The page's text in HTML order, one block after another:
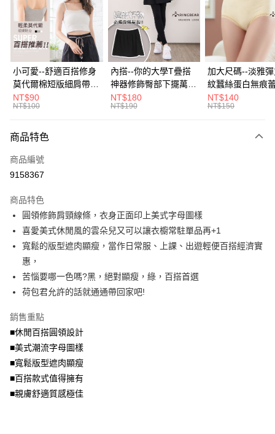
Apple Pay
街口支付
悠遊付
Google Pay
全盈+PAY
大哥付你分期
【大哥付你分期使用說明】
1.本服務由台灣大哥大提供，台灣大哥大用戶可立即使用無須另外申請。
流程，驗證手機門號後，選擇欲分期的期數、繳款截止日，確認付款後即完
成交易。
3.實際核准額度、可分期數及費用金額請依後續交易確認頁面所載為準。
4.訂單成立30分鐘內，如未前往確認交易或遇審核未通過，訂單將自動取
法說明評估內容。
【繳款方式說明】
1.分期款項不併入電信帳單，「大哥付你分期」於每月結算日後寄送繳費提
醒簡訊。
2.透過簡訊連結打開帳單後，可選擇「超商條碼／台灣大直營門市／銀行轉
【注意事項】
1.本服務係由「台灣大哥大股份有限公司」（以下簡稱本公司）所提供，讓
用戶於交易時，得透過本服務購買商品或服務，並由商店將買賣／分期付款
買賣價金債權讓與本公司後，依約使用本公司帳單繳交帳款。
資料（包含姓名、電話或地址）提供予台灣大哥大進項蒐集、處理及利用，
由本公司與您本人進行分期帳單所需資料之確認、核對及更正。
AFTEE先享後付
【關於「AFTEE先享後付」】
AFTEE先享後付是「在收到商品之後才付款」的支付方式。 讓您購物簡單
便利好安心！
１．簡單：不需註冊會員、不需綁卡、不需儲值。
２．便利：只要手機號碼，簡訊認證，即可結帳。
３．安心：先確認商品／服務後，再付款。
【「AFTEE先享後付」結帳流程】
１．於結帳方式選擇「AFTEE先享後付」後，將跳轉至「AFTEE先享後付」
３．收到繳費通知簡訊後14天內，點擊此簡訊中的連結，可透過四大超商／
ATM／網路銀行／等多元方式進行付款，方視為交易完成。
※ 請注意：結帳手續完成當下不需立刻繳費，但若您需要取消訂單，請聯絡
購買商品的店家。未經商家同意取消之訂單仍視為有效，需透過AFTEE先享
後付繳納相關費用。
※ 交易是否成功請以「AFTEE先享後付 」之結帳頁面顯示為準，若有關於
是否繳費成功／繳費後需取消欲退款等相關疑問，請聯繫「AFTEE先享後付
客戶支援中心」https://netprotections.freshdesk.com/support/home
ATM付款
全家取貨付款
每筆NT$70，滿NT$699(含以上)免運費
付款後全家取貨
每筆NT$70，滿NT$699(含以上)免運費
7-11取貨付款
每筆NT$70，滿NT$799(含以上)免運費
付款後7-11取貨
每筆NT$70，滿NT$699(含以上)免運費
小可愛--舒適百搭修身
莫代爾棉短版細肩帶素
色背心(白.黑.灰L-2L)-
U582眼圈熊中大尺碼
NT$90
NT$100
內搭--你的大學T疊搭
神器修飾臀部下擺萬用
內搭裙/遮臀裙(黑2L-
6L)-Q155眼圈熊中大
NT$180
NT$190
加大尺碼--淡雅
紋蠶絲蛋白無痕
角內褲(白.粉.藍.
3L)-L28眼圈熊中
NT$140
NT$150
商品特色
商品編號
9158367
商品特色
圓領修飾肩頸線條，衣身正面印上美式字母圖樣
喜愛美式休閒風的雲朵兒又可以讓衣櫥常駐單品再+1
寬鬆的版型遮肉顯瘦，當作日常服、上課、出遊輕便百搭經濟實
惠，
苦惱要哪一色嗎?黑，絕對顯瘦，綠，百搭首選
荷包君允許的話就通通帶回家吧!
銷售重點
■休閒百搭圓領設計
■美式潮流字母圖樣
■寬鬆版型遮肉顯瘦
■百搭款式值得擁有
■親膚舒適質感極佳